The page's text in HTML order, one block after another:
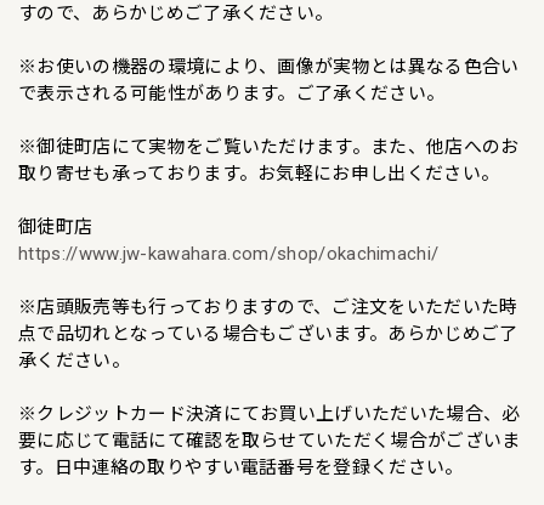
すので、あらかじめご了承ください。
※お使いの機器の環境により、画像が実物とは異なる色合い
で表示される可能性があります。ご了承ください。
※御徒町店にて実物をご覧いただけます。また、他店へのお
取り寄せも承っております。お気軽にお申し出ください。
御徒町店
https://www.jw-kawahara.com/shop/okachimachi/
※店頭販売等も行っておりますので、ご注文をいただいた時
点で品切れとなっている場合もございます。あらかじめご了
承ください。
※クレジットカード決済にてお買い上げいただいた場合、必
要に応じて電話にて確認を取らせていただく場合がございま
す。日中連絡の取りやすい電話番号を登録ください。